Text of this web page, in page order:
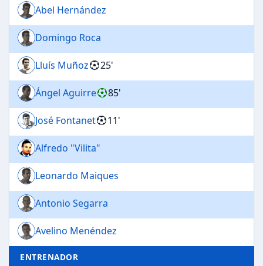
Abel Hernández
Domingo Roca
Lluís Muñoz 25'
Ángel Aguirre 85'
José Fontanet 11'
Alfredo "Vilita"
Leonardo Maiques
Antonio Segarra
Avelino Menéndez
ENTRENADOR